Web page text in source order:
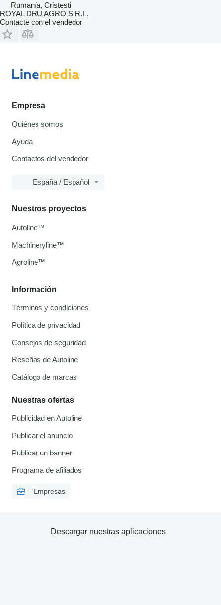
Rumanía, Cristesti
ROYAL DRU AGRO S.R.L.
Contacte con el vendedor
Empresa
Quiénes somos
Ayuda
Contactos del vendedor
España / Español
Información
Términos y condiciones
Política de privacidad
Consejos de seguridad
Reseñas de Autoline
Catálogo de marcas
Nuestras ofertas
Publicidad en Autoline
Publicar el anuncio
Publicar un banner
Programa de afiliados
Empresas
Nuestros proyectos
Autoline™
Machineryline™
Agroline™
Descargar nuestras aplicaciones